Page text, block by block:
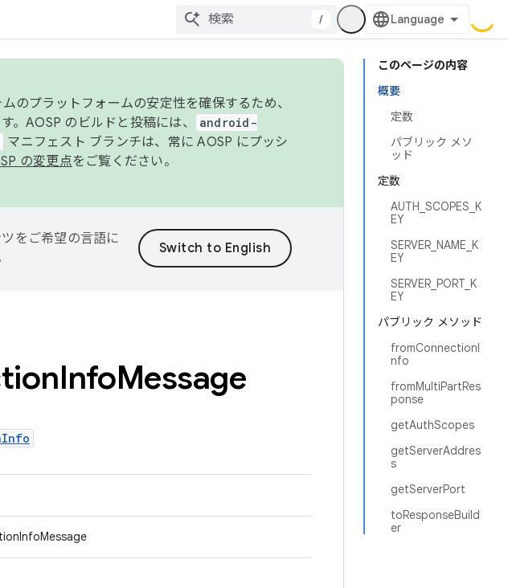
/
このページの内容
概要
定数
パブリック メソ
ッド
定数
AUTH_SCOPES_K
EY
SERVER_NAME_K
EY
SERVER_PORT_K
EY
パブリック メソッド
fromConnectionI
nfo
fromMultiPartRes
ponse
getAuthScopes
getServerAddres
s
getServerPort
toResponseBuild
er
のプラットフォームの安定性を確保するため、
。AOSP のビルドと投稿には、
android-
マニフェスト ブランチは、常に AOSP にプッシ
の変更点をご覧ください。
をご希望の言語に
InfoMessage